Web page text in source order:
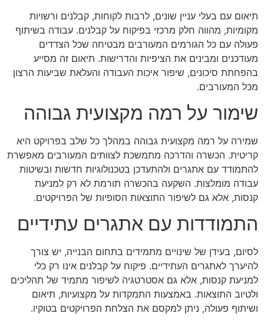
תיאום עם בעלי עניין שונים, לרבות לקוחות, קבלנים ורשויות
מקומיות, מהווה חלק מרכזי בפיקוח על קבלנים. עבודה בשיתוף
פעולה עם כל הגורמים המעורבים מבטיחה שכל הצדדים
מעודכנים ומבינים את הציפיות והדרישות. תיאום זה מסייע
בהפחתת סיכונים, שיפור איכות העבודה והעלאת שביעות הרצון
מכל המעורבים.
שימור על רמה מקצועית גבוהה
שמירה על רמה מקצועית גבוהה במהלך כל שלב בפרויקט היא
קריטית. הכשרה והדרכה מתמשכת לצוותים המעורבים מאפשרת
להתמודד עם אתגרים ולהתעדכן בטכנולוגיות חדשות ובשיטות
עבודה מומלצות. השקעה בהכשרה תורמת לא רק למניעת
קנסות, אלא גם לשיפור התוצאות הסופיות של הפרויקטים.
התמודדות עם אתגרים עתידיים
לסיום, בעידן של שינויים מתמידים בתחום הבנייה, יש צורך
להיערך לאתגרים העתידיים. פיקוח על קבלנים אינו רק כלי
למניעת קנסות, אלא גם אסטרטגיה לשיפור מתמיד של תהליכים
ולטיוב התוצאות. באמצעות התמקדות על מקצועיות, תיאום
ושיתוף פעולה, ניתן למקסם את הצלחת הפרויקטים בטוקיו.